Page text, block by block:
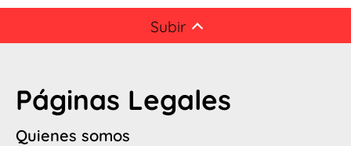
Subir
Páginas Legales
Quienes somos